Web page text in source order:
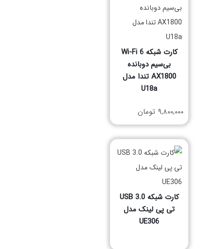
کارت شبکه Wi-Fi 6
بی‌سیم دوبانده
AX1800 تندا مدل
U18a
۹,۸۰۰,۰۰۰ تومان
مشخصات فنی محصول
کارت شبکه USB 3.0
تی پی لینک مدل
UE306